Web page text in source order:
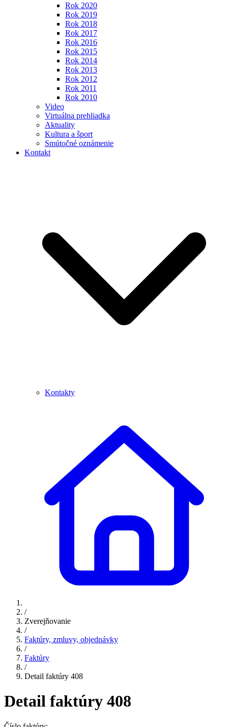
Rok 2020
Rok 2019
Rok 2018
Rok 2017
Rok 2016
Rok 2015
Rok 2014
Rok 2013
Rok 2012
Rok 2011
Rok 2010
Video
Virtuálna prehliadka
Aktuality
Kultura a šport
Smútočné oznámenie
Kontakt
Kontakty
/
Zverejňovanie
/
Faktúry, zmluvy, objednávky
/
Faktúry
/
Detail faktúry 408
Detail faktúry 408